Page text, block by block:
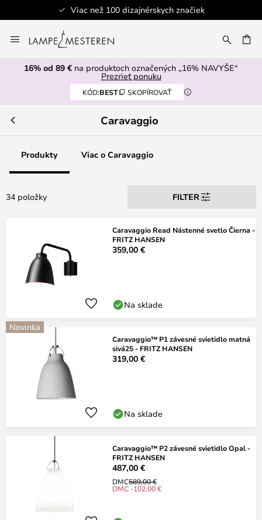
Viac než 100 dizajnérskych značiek
to
Content
16% od 89 € na produktoch označených „16% NAVYŠE“
Prezrieť ponuku
KÓD:BEST SKOPÍROVAŤ
Caravaggio
Produkty Viac o Caravaggio
34 položky FILTER
Caravaggio Read Nástenné svetlo Čierna -
FRITZ HANSEN
359,00 €
Na sklade
Novinka
Caravaggio™ P1 závesné svietidlo matná
sivá25 - FRITZ HANSEN
319,00 €
Na sklade
Caravaggio™ P2 závesné svietidlo Opal -
FRITZ HANSEN
487,00 €
DMC589,00 €
DMC -102,00 €